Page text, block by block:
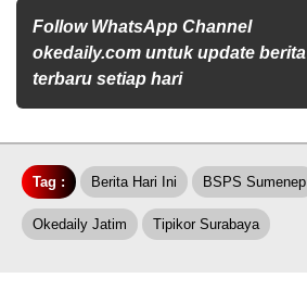
Follow WhatsApp Channel
okedaily.com untuk update berita
terbaru setiap hari
Tag : Berita Hari Ini BSPS Sumenep
Okedaily Jatim Tipikor Surabaya